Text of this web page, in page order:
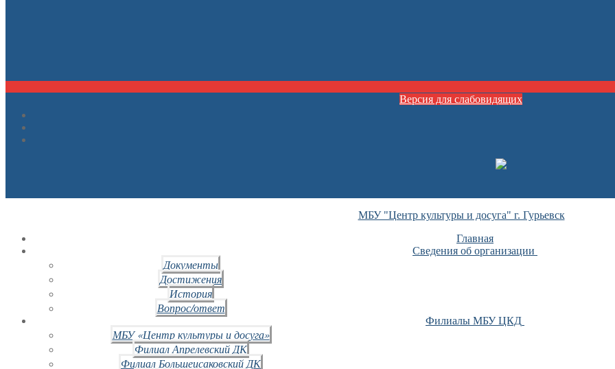
Версия для слабовидящих
МБУ "Центр культуры и досуга" г. Гурьевск
Главная
Сведения об организации
Документы
Достижения
История
Вопрос/ответ
Филиалы МБУ ЦКД
МБУ «Центр культуры и досуга»
Филиал Апрелевский ДК
Филиал Большеисаковский ДК